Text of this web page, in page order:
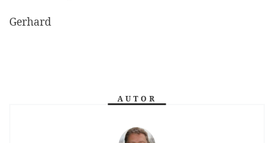
Gerhard
AUTOR